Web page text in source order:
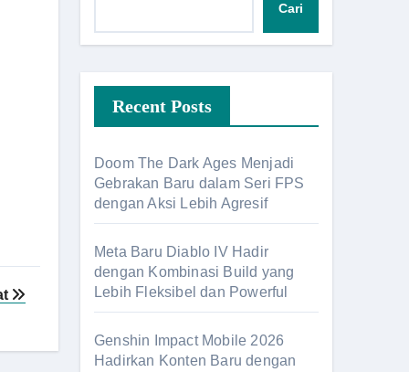
Cari
Recent Posts
Doom The Dark Ages Menjadi
Gebrakan Baru dalam Seri FPS
dengan Aksi Lebih Agresif
Meta Baru Diablo IV Hadir
dengan Kombinasi Build yang
Lebih Fleksibel dan Powerful
Genshin Impact Mobile 2026
Hadirkan Konten Baru dengan